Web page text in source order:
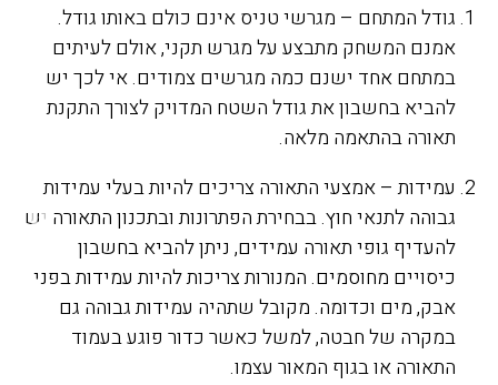
גודל המתחם – מגרשי טניס אינם כולם באותו גודל.
אמנם המשחק מתבצע על מגרש תקני, אולם לעיתים
במתחם אחד ישנם כמה מגרשים צמודים. אי לכך יש
להביא בחשבון את גודל השטח המדויק לצורך התקנת
תאורה בהתאמה מלאה.
עמידות – אמצעי התאורה צריכים להיות בעלי עמידות
גבוהה לתנאי חוץ. בבחירת הפתרונות ובתכנון התאורה יש
להעדיף גופי תאורה עמידים, ניתן להביא בחשבון
כיסויים מחוסמים. המנורות צריכות להיות עמידות בפני
אבק, מים וכדומה. מקובל שתהיה עמידות גבוהה גם
במקרה של חבטה, למשל כאשר כדור פוגע בעמוד
התאורה או בגוף המאור עצמו.